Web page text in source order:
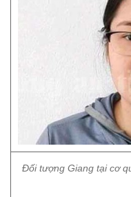
Đối tượng Giang tại cơ